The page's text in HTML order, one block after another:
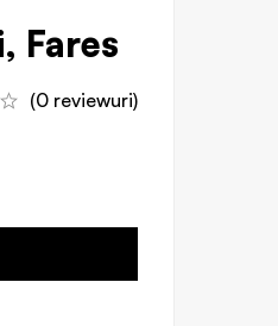
Fares
(0 reviewuri)